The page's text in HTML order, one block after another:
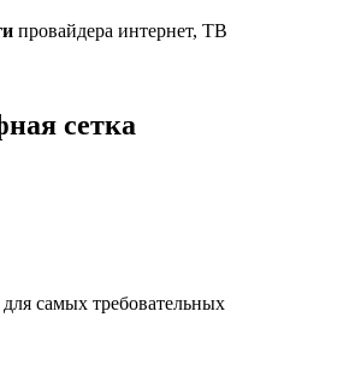
провайдера интернет, ТВ
сетка
самых требовательных